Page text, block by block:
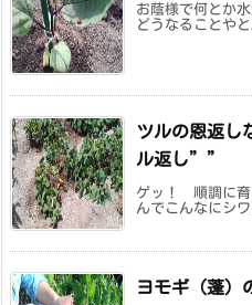
お蔭様で何とか
どうなることや
ツルの恩返
ル返し””
ゲッ！ 順調に
んでこんなにシ
ヨモギ（蓬）